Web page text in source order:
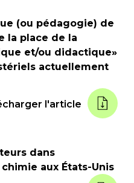
(ou pédagogie) de
la place de la
et/ou didactique»
actuellement
l'article
dans
aux États-Unis